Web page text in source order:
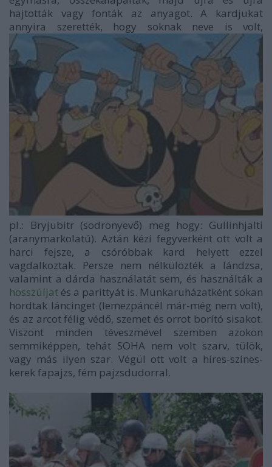
hajtották vagy fonták az anyagot. A kardjukat
annyira szerették, hogy soknak neve is volt,
pl.: Bryjubitr (sodronyevő) meg hogy: Gullinhjalti
(aranymarkolatú). Aztán kézi fegyverként ott volt a
harci fejsze, a csóróbbak kard helyett ezzel
vagdalkoztak. Persze nem nélkülözték a lándzsa,
valamint a dárda használatát sem, és használták a
hosszúíjat és a parittyát is. Munkaruházatként sokan
hordtak láncinget (lemezpáncél már-még nem volt),
és az arcot félig védő, szemet és orrot borító sisakot.
Viszont minden téveszmével szemben azokon
semmiképpen, tehát SOHA nem volt szarv, tülök,
vagy más ilyen szar. Végül ott volt a híres-színes-
kerek fapajzs, fém pajzsdudorral.